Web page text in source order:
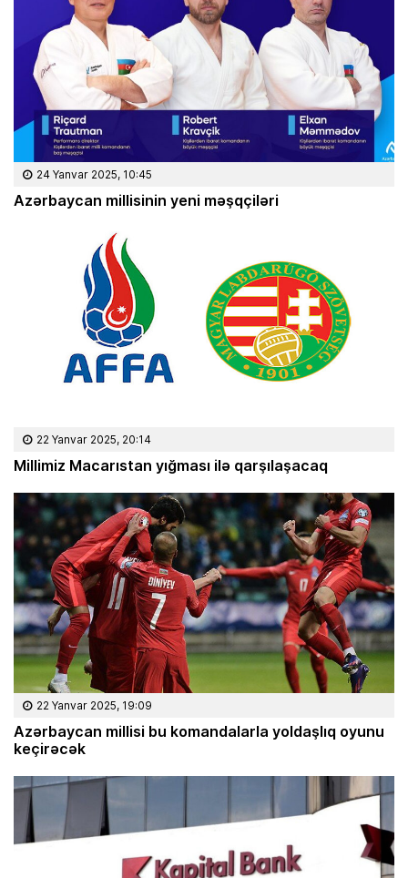
24 Yanvar 2025, 10:45
Azərbaycan millisinin yeni məşqçiləri
22 Yanvar 2025, 20:14
Millimiz Macarıstan yığması ilə qarşılaşacaq
22 Yanvar 2025, 19:09
Azərbaycan millisi bu komandalarla yoldaşlıq oyunu
keçirəcək